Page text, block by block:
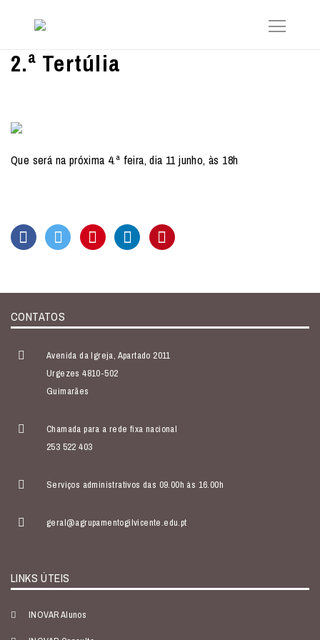
2.ª Tertúlia
Que será na próxima 4.ª feira, dia 11 junho, às 18h
CONTATOS
Avenida da Igreja, Apartado 2011
Urgezes 4810-502
Guimarães
Chamada para a rede fixa nacional
253 522 403
Serviços administrativos das 09.00h às 16.00h
geral@agrupamentogilvicente.edu.pt
LINKS ÚTEIS
INOVAR Alunos